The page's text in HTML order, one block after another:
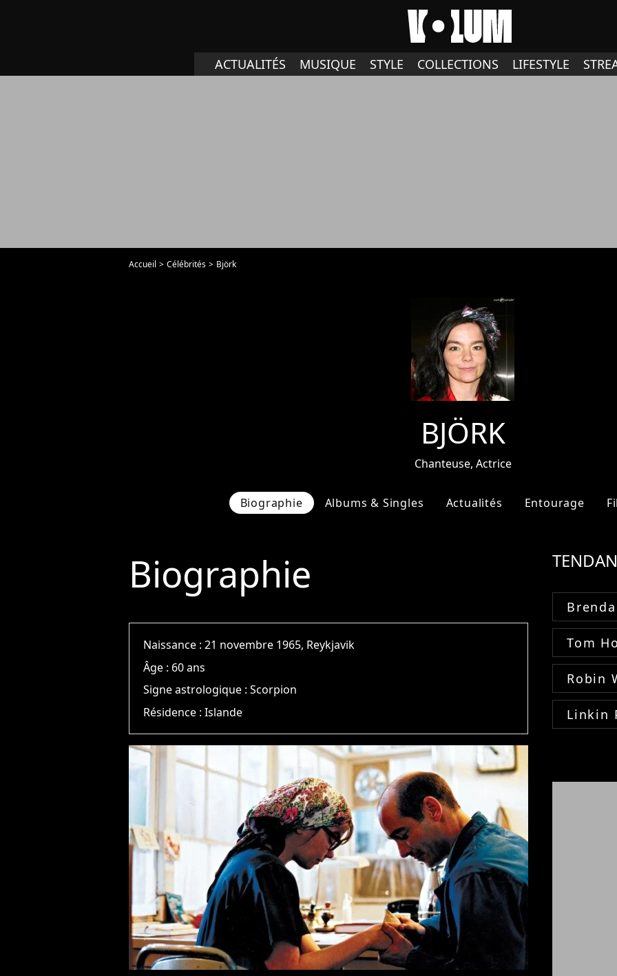
ACTUALITÉS MUSIQUE STYLE COLLECTIONS LIFESTYLE
Accueil Célébrités Björk
BJÖRK
Chanteuse, Actrice
Biographie Albums & Singles Actualités Entourage
Biographie
Naissance :21 novembre 1965, Reykjavik
Âge : 60 ans
Signe astrologique :Scorpion
Résidence :Islande
Tom
Robin
Linkin